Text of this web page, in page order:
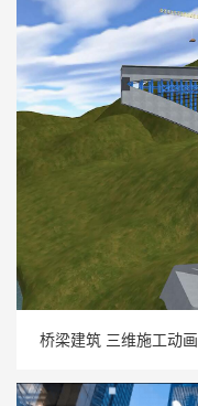
桥梁建筑 三维施工动画
桥梁建筑 三维施工动画